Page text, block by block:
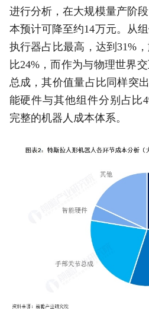
进行分析，在大规模量产阶
本预计可降至约14万元。从
执行器占比最高，达到31%
比24%，而作为与物理世界
总成，其价值量占比同样突
能硬件与其他组件分别占比
完整的机器人成本体系。